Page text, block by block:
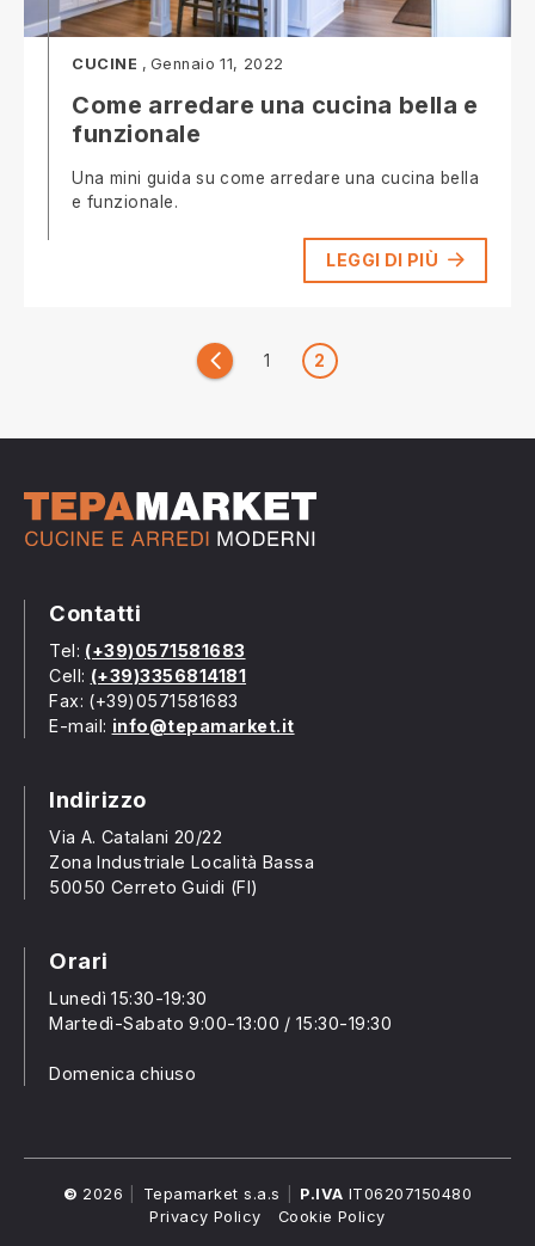
CUCINE Gennaio 11, 2022
Come arredare una cucina bella e
funzionale
Una mini guida su come arredare una cucina bella
e funzionale.
LEGGI DI PIÙ
PaginazionePrecedenti
1 2
Contatti
Tel: (+39)0571581683
Cell: (+39)3356814181
Fax: (+39)0571581683
E-mail: info@tepamarket.it
Indirizzo
Via A. Catalani 20/22
Zona Industriale Località Bassa
50050 Cerreto Guidi (FI)
Orari
Lunedì 15:30-19:30
Martedì-Sabato 9:00-13:00 / 15:30-19:30
Domenica chiuso
© 2026
Nome
Azienda
Tepamarket s.a.s P.IVA IT06207150480
Privacy Policy
Cookie Policy